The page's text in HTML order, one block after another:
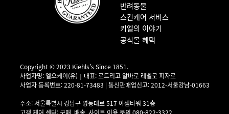
반려동물
스킨케어 서비스
키엘의 이야기
공식몰 혜택
Copyright © 2023 Kiehls’s Since 1851.
사업자명: 엘오케이(유)｜대표: 로드리고 알바로 레벨로 피자로
사업자 등록번호: 220-81-73483 | 통신판매업신고: 2012-서울강남-01663
주소: 서울특별시 강남구 영동대로 517 아셈타워 31층